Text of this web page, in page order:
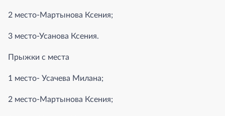
2 место-Мартынова Ксения;
3 место-Усанова Ксения.
Прыжки с места
1 место- Усачева Милана;
2 место-Мартынова Ксения;